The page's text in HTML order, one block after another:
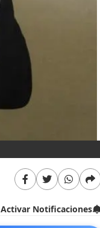
Activar Notificaciones